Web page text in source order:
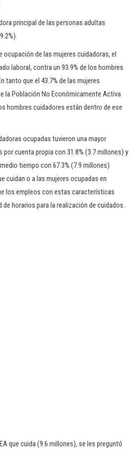
principal de las personas adultas
ocupación de las mujeres cuidadoras, el
laboral, contra un 93.9% de los hombres
tanto que el 43.7% de las mujeres
la Población No Económicamente Activa
hombres cuidadores están dentro de ese
ocupadas tuvieron una mayor
cuenta propia con 31.8% (3.7 millones) y
tiempo con 67.3% (7.9 millones)
cuidan o a las mujeres ocupadas en
los empleos con estas características
horarios para la realización de cuidados.
que cuida (9.6 millones), se les preguntó